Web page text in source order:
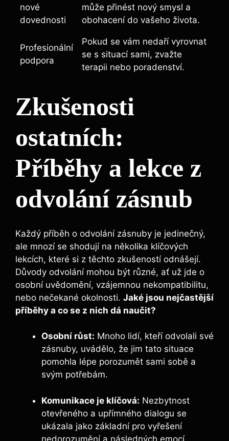
nové
dovednosti
může přinést nový smysl a
obohacení do vašeho života.
Profesionální
podpora
Pokud se vám nedaří vyrovnat
se s situací sami, zvažte
terapii nebo poradenství.
Zkušenosti
ostatních:
Příběhy a lekce z
odvolání zásnub
Každý příběh o odvolání zásnuby je jedinečný,
ale mnozí se shodují na několika klíčových
lekcích, které si z těchto zkušeností odnášejí.
Důvody odvolání mohou být různé, ať už jde o
osobní uvědomění, vzájemnou nekompatibilitu,
nebo nečekané okolnosti. Jaké jsou nejčastější
příběhy a co se z nich dá naučit?
Osobní růst: Mnoho lidí, kteří odvolali své
zásnuby, uvádělo, že jim tato situace
pomohla lépe porozumět sami sobě a
svým potřebám.
Komunikace je klíčová: Nezbytnost
otevřeného a upřímného dialogu se
ukázala jako základní pro vyřešení
nedorozumění a následných emocí.